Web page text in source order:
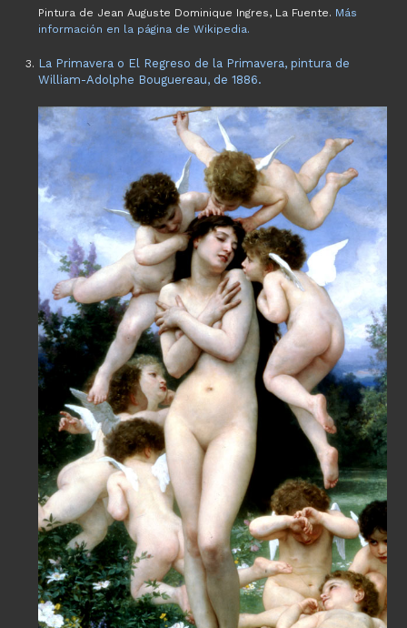
Pintura de Jean Auguste Dominique Ingres, La Fuente. Más
información en la página de Wikipedia.
La Primavera o El Regreso de la Primavera, pintura de
William-Adolphe Bouguereau, de 1886.